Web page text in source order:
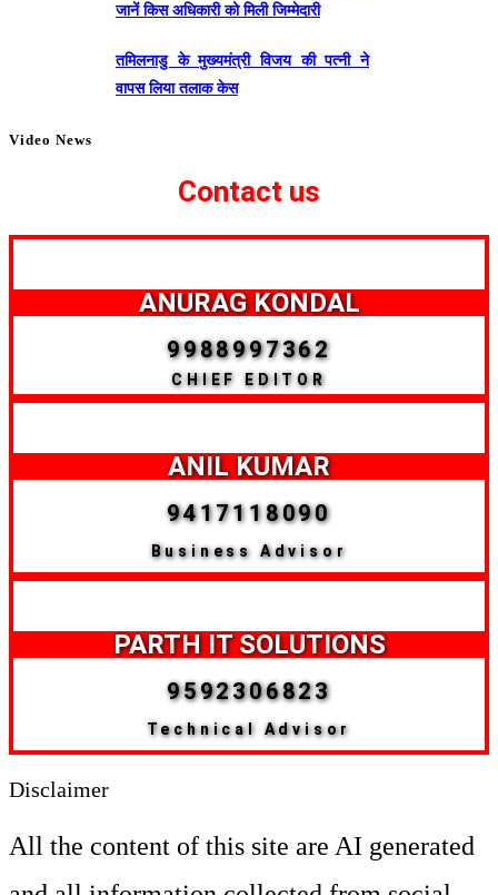
जानें किस अधिकारी को मिली जिम्मेदारी
तमिलनाडु के मुख्यमंत्री विजय की पत्नी ने
वापस लिया तलाक केस
Video News
Contact us
ANURAG KONDAL
9988997362
CHIEF EDITOR
ANIL KUMAR
9417118090
Business Advisor
PARTH IT SOLUTIONS
9592306823
Technical Advisor
Disclaimer
All the content of this site are AI generated